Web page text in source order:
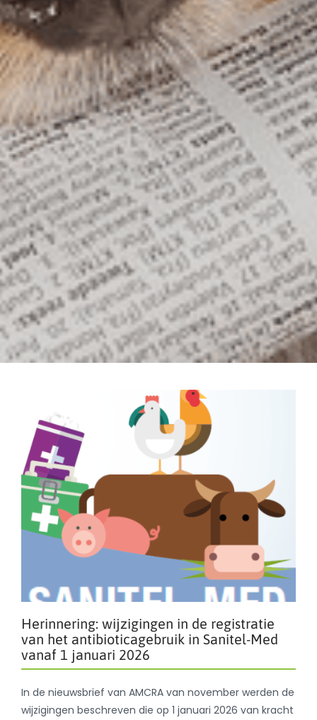
Herinnering: wijzigingen in de registratie
van het antibioticagebruik in Sanitel-Med
vanaf 1 januari 2026
In de nieuwsbrief van AMCRA van november werden de
wijzigingen beschreven die op 1 januari 2026 van kracht